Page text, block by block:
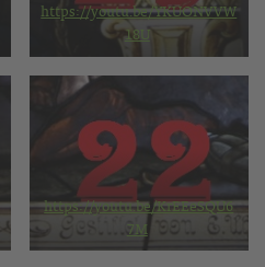
https://youtu.be/YKUONVVW
18U
https://youtu.be/KrEEeSQU6
7M